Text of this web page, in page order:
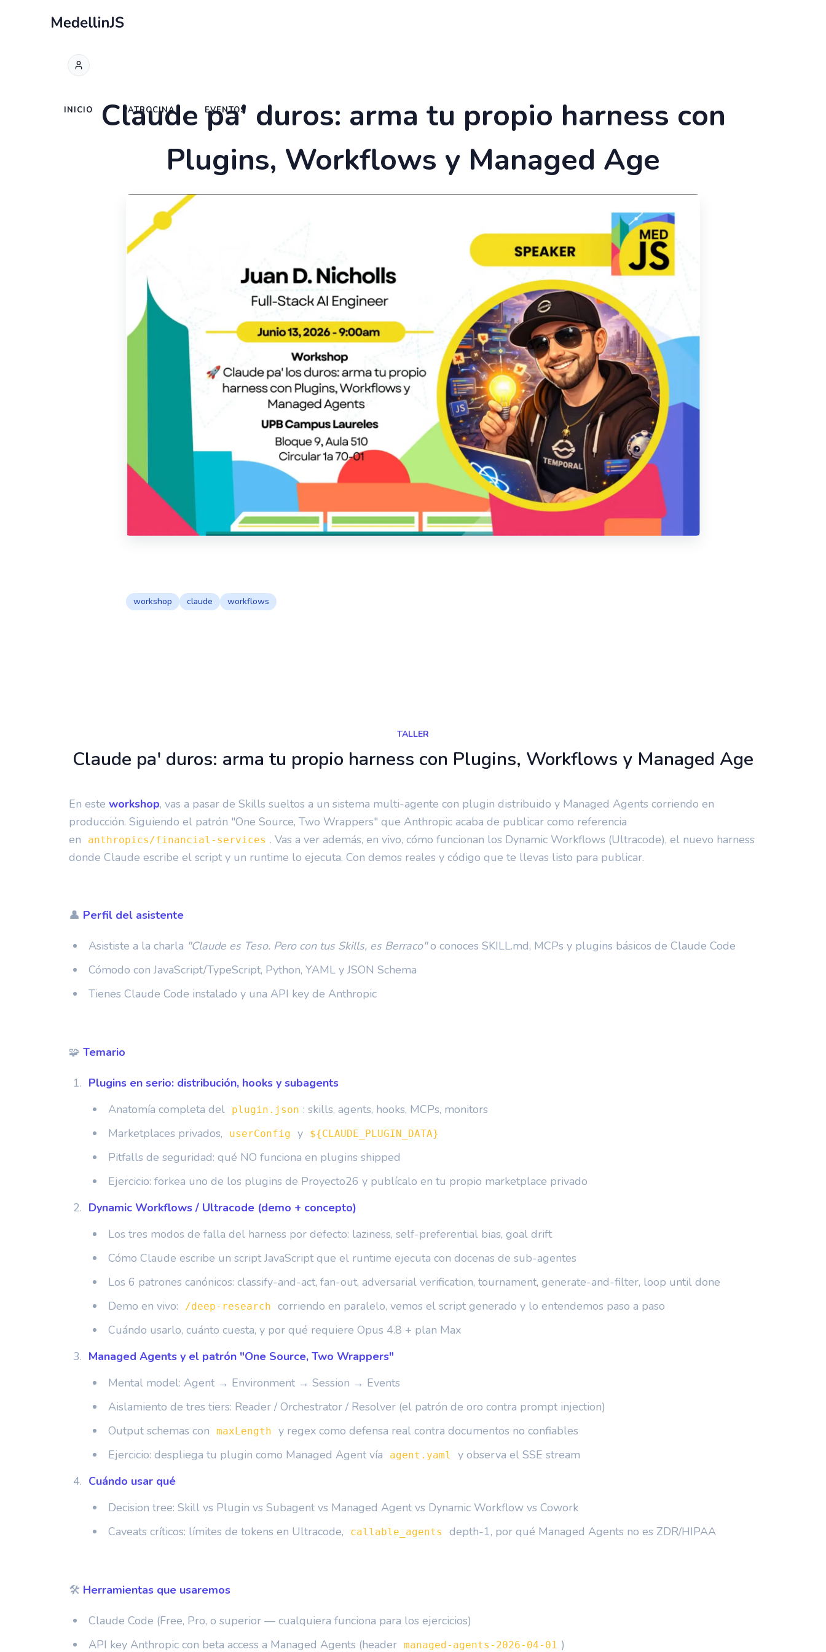
INICIO PATROCINA EVENTOS
Claude pa' duros: arma tu propio harness con
Plugins, Workflows y Managed Age
workshop
claude workflows
TALLER
Claude pa' duros: arma tu propio harness con Plugins, Workflows y Managed Age
En este workshop, vas a pasar de Skills sueltos a un sistema multi-agente con plugin distribuido y Managed Agents corriendo en
producción. Siguiendo el patrón "One Source, Two Wrappers" que Anthropic acaba de publicar como referencia
en
anthropics/financial-services . Vas a ver además, en vivo, cómo funcionan los Dynamic Workflows (Ultracode), el nuevo harness
donde Claude escribe el script y un runtime lo ejecuta. Con demos reales y código que te llevas listo para publicar.
👤 Perfil del asistente
Asististe a la charla "Claude es Teso. Pero con tus Skills, es Berraco"o conoces SKILL.md, MCPs y plugins básicos de Claude Code
Cómodo con JavaScript/TypeScript, Python, YAML y JSON Schema
Tienes Claude Code instalado y una API key de Anthropic
🧩 Temario
Plugins en serio: distribución, hooks y subagents
Anatomía completa del
plugin.json : skills, agents, hooks, MCPs, monitors
Marketplaces privados,
userConfig y ${CLAUDE_PLUGIN_DATA}
Pitfalls de seguridad: qué NO funciona en plugins shipped
Ejercicio: forkea uno de los plugins de Proyecto26 y publícalo en tu propio marketplace privado
Dynamic Workflows / Ultracode (demo + concepto)
Los tres modos de falla del harness por defecto: laziness, self-preferential bias, goal drift
Cómo Claude escribe un script JavaScript que el runtime ejecuta con docenas de sub-agentes
Los 6 patrones canónicos: classify-and-act, fan-out, adversarial verification, tournament, generate-and-filter, loop until done
Demo en vivo:
/deep-research
corriendo en paralelo, vemos el script generado y lo entendemos paso a paso
Cuándo usarlo, cuánto cuesta, y por qué requiere Opus 4.8 + plan Max
Managed Agents y el patrón "One Source, Two Wrappers"
Mental model: Agent → Environment → Session → Events
Aislamiento de tres tiers: Reader / Orchestrator / Resolver (el patrón de oro contra prompt injection)
Output schemas con
maxLength
y regex como defensa real contra documentos no confiables
Ejercicio: despliega tu plugin como Managed Agent vía
agent.yaml
y observa el SSE stream
Cuándo usar qué
Decision tree: Skill vs Plugin vs Subagent vs Managed Agent vs Dynamic Workflow vs Cowork
Caveats críticos: límites de tokens en Ultracode,
callable_agents depth-1, por qué Managed Agents no es ZDR/HIPAA
🛠️ Herramientas que usaremos
Claude Code (Free, Pro, o superior — cualquiera funciona para los ejercicios)
API key Anthropic con beta access a Managed Agents (header managed-agents-2026-04-01 )